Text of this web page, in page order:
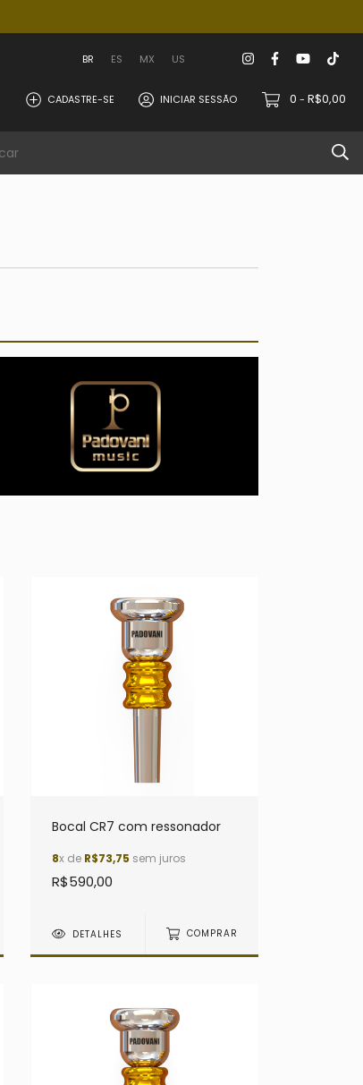
BR ES MX US
CADASTRE-SE INICIAR SESSÃO 0 - R$0,00
Info
Bocal CR7 com ressonador
8x de R$73,75 sem juros
R$590,00
DETALHES COMPRAR